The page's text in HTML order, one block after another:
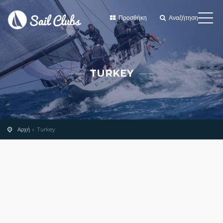
Προσθήκη Αναζήτηση
TURKEY
Αρχή Turkey